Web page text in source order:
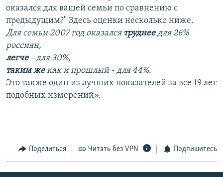
оказался для вашей семьи по сравнению с
предыдущим?" Здесь оценки несколько ниже.
Для семьи 2007 год оказался труднеедля 26%
россиян,
легче- для 30%,
таким жекак и прошлый - для 44%.
Это также один из лучших показателей за все 19 лет
подобных измерений».
Поделиться Читать без VPN Подпишитесь